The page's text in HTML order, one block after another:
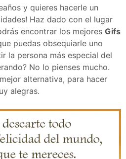
y quieres hacerle un
Haz dado con el lugar
encontrar los mejores Gifs
puedas obsequiarle uno
la persona más especial del
No lo pienses mucho.
alternativa, para hacer
alegras.